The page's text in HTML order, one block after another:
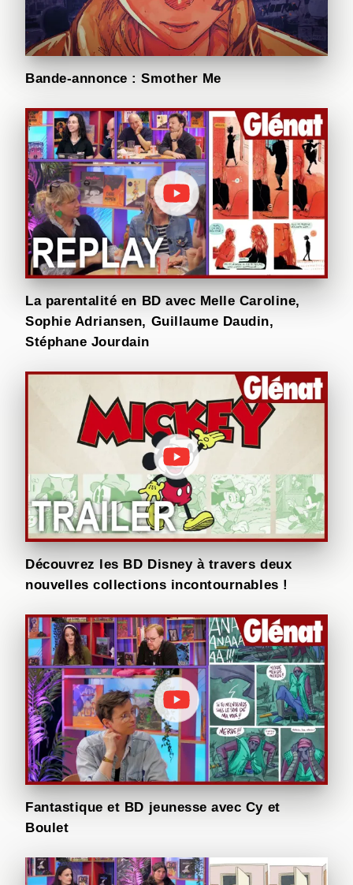
Bande-annonce : Smother Me
La parentalité en BD avec Melle Caroline,
Sophie Adriansen, Guillaume Daudin,
Stéphane Jourdain
Découvrez les BD Disney à travers deux
nouvelles collections incontournables !
Fantastique et BD jeunesse avec Cy et
Boulet